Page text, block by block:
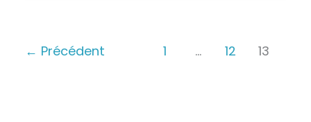
← Précédent 1 … 12 13